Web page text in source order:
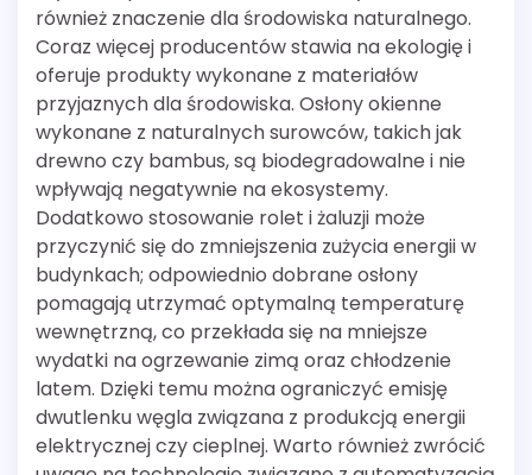
również znaczenie dla środowiska naturalnego.
Coraz więcej producentów stawia na ekologię i
oferuje produkty wykonane z materiałów
przyjaznych dla środowiska. Osłony okienne
wykonane z naturalnych surowców, takich jak
drewno czy bambus, są biodegradowalne i nie
wpływają negatywnie na ekosystemy.
Dodatkowo stosowanie rolet i żaluzji może
przyczynić się do zmniejszenia zużycia energii w
budynkach; odpowiednio dobrane osłony
pomagają utrzymać optymalną temperaturę
wewnętrzną, co przekłada się na mniejsze
wydatki na ogrzewanie zimą oraz chłodzenie
latem. Dzięki temu można ograniczyć emisję
dwutlenku węgla związana z produkcją energii
elektrycznej czy cieplnej. Warto również zwrócić